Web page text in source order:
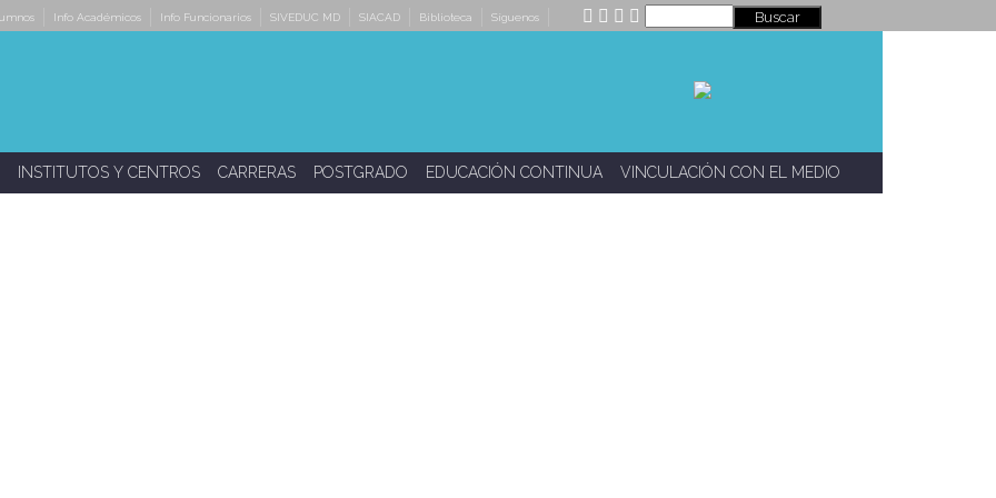
Info Académicos Info Funcionarios SIVEDUC MD SIACAD Biblioteca Síguenos
INSTITUTOS Y CENTROS CARRERAS POSTGRADO EDUCACIÓN CONTINUA VINCULACIÓN CON EL MEDIO